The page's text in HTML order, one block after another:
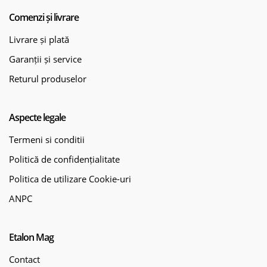
Comenzi și livrare
Livrare și plată
Garanții și service
Returul produselor
Aspecte legale
Termeni si conditii
Politică de confidențialitate
Politica de utilizare Cookie-uri
ANPC
Etalon Mag
Contact